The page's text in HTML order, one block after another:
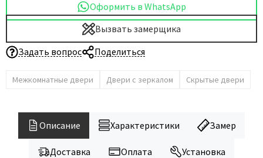
Оформить в WhatsApp
Вызвать замерщика
Задать вопрос
Поделиться
Межкомнатные двери Двери с зеркалом Скрытые двери
Описание Характеристики Замер
Доставка Оплата Установка